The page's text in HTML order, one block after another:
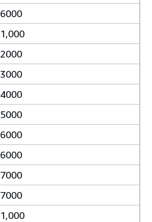
6000
1,000
2000
3000
4000
5000
6000
6000
7000
7000
1,000